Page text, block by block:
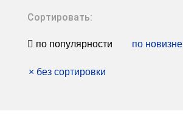
Сортировать:
по популярности по новизне
× без сортировки